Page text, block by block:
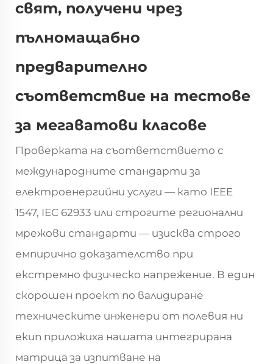
свят, получени чрез
пълномащабно
предварително
съответствие на тестове
за мегаватови класове
Проверката на съответствието с
международните стандарти за
електроенергийни услуги — като IEEE
1547, IEC 62933 или строгите регионални
мрежови стандарти — изисква строго
емпирично доказателство при
екстремно физическо напрежение. В един
скорошен проект по валидиране
техническите инженери от полевия ни
екип приложиха нашата интегрирана
матрица за изпитване на